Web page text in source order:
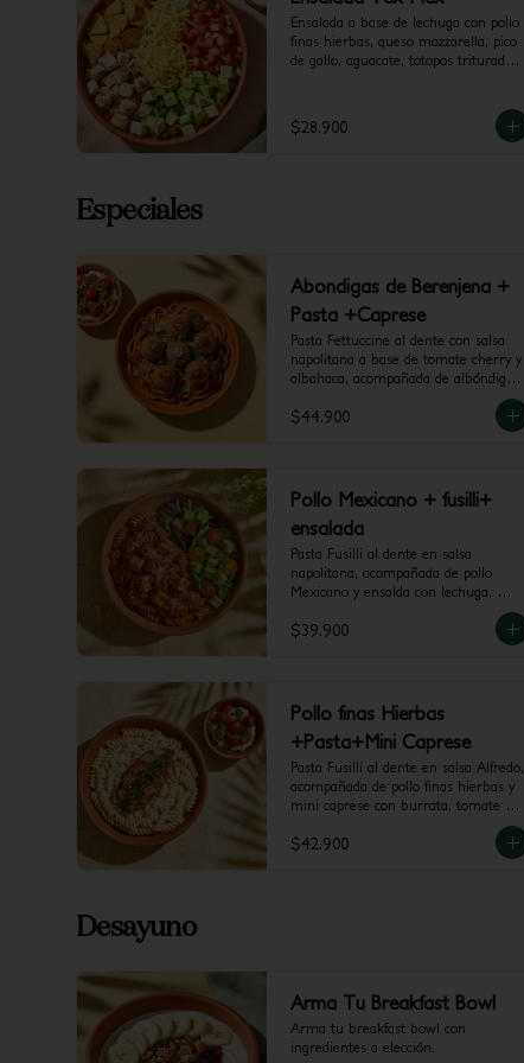
Ensalada a base de lechuga con pollo
finas hierbas, queso mozzarella, pico
de gallo, aguacate, totopos triturados
$28.900
Especiales
Abondigas de Berenjena +
Pasta +Caprese
Pasta Fettuccine al dente con salsa
napolitana a base de tomate cherry y
albahaca, acompañada de albóndigas
burrata, tomate cherry y pesto.
$44.900
Pollo Mexicano + fusilli+
ensalada
Pasta Fusilli al dente en salsa
napolitana, acompañada de pollo
Mexicano y ensalda con lechuga,
$39.900
Pollo finas Hierbas
+Pasta+Mini Caprese
Pasta Fusilli al dente en salsa Alfredo,
acompañada de pollo finas hierbas y
mini caprese con burrata, tomate
$42.900
Desayuno
Arma Tu Breakfast Bowl
Arma tu breakfast bowl con
ingredientes a elección.